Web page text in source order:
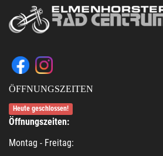
ÖFFNUNGSZEITEN
Heute geschlossen!
Öffnungszeiten:
Montag - Freitag: